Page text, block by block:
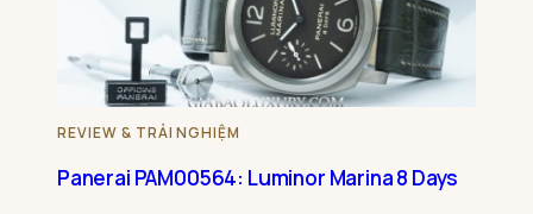
REVIEW & TRẢI NGHIỆM
Panerai PAM00564: Luminor Marina 8 Days